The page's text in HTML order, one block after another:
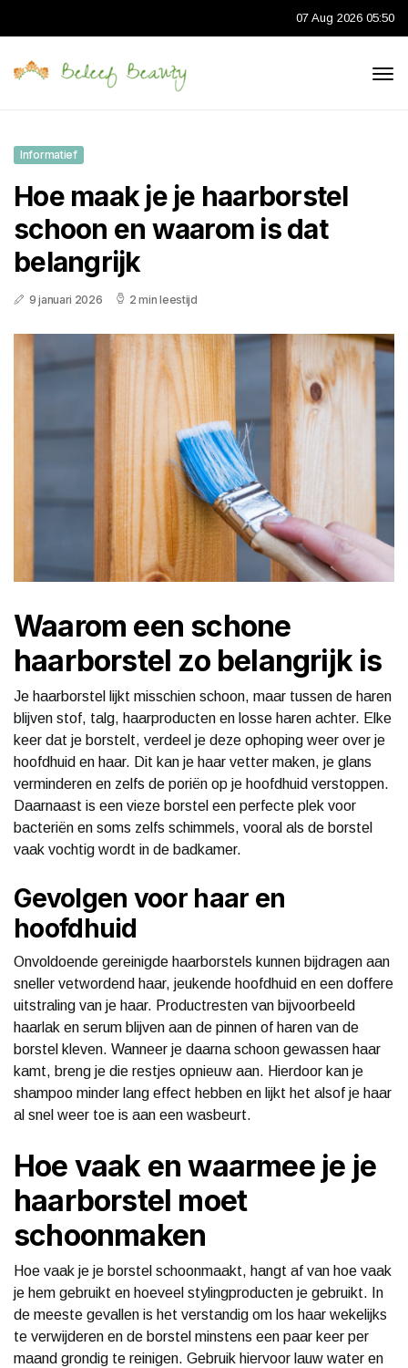
07 Aug 2026 05:50
Informatief
Hoe maak je je haarborstel
schoon en waarom is dat
belangrijk
9 januari 2026 2 min leestijd
Waarom een schone
haarborstel zo belangrijk is
Je haarborstel lijkt misschien schoon, maar tussen de haren
blijven stof, talg, haarproducten en losse haren achter. Elke
keer dat je borstelt, verdeel je deze ophoping weer over je
hoofdhuid en haar. Dit kan je haar vetter maken, je glans
verminderen en zelfs de poriën op je hoofdhuid verstoppen.
Daarnaast is een vieze borstel een perfecte plek voor
bacteriën en soms zelfs schimmels, vooral als de borstel
vaak vochtig wordt in de badkamer.
Gevolgen voor haar en
hoofdhuid
Onvoldoende gereinigde haarborstels kunnen bijdragen aan
sneller vetwordend haar, jeukende hoofdhuid en een doffere
uitstraling van je haar. Productresten van bijvoorbeeld
haarlak en serum blijven aan de pinnen of haren van de
borstel kleven. Wanneer je daarna schoon gewassen haar
kamt, breng je die restjes opnieuw aan. Hierdoor kan je
shampoo minder lang effect hebben en lijkt het alsof je haar
al snel weer toe is aan een wasbeurt.
Hoe vaak en waarmee je je
haarborstel moet
schoonmaken
Hoe vaak je je borstel schoonmaakt, hangt af van hoe vaak
je hem gebruikt en hoeveel stylingproducten je gebruikt. In
de meeste gevallen is het verstandig om los haar wekelijks
te verwijderen en de borstel minstens een paar keer per
maand grondig te reinigen. Gebruik hiervoor lauw water en